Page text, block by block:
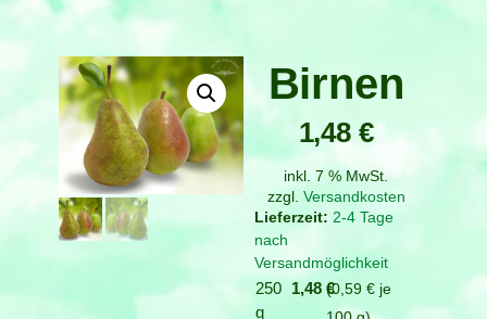
Birnen
1,48 €
inkl. 7 % MwSt.
zzgl. Versandkosten
2-4 Tage
nach
Versandmöglichkeit
250
g
1,48€0,59 €je